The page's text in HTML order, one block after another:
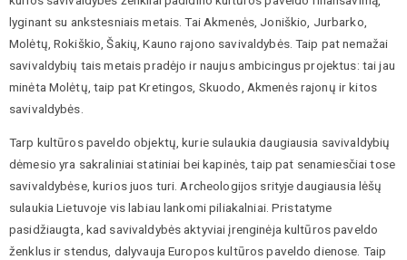
lyginant su ankstesniais metais. Tai Akmenės, Joniškio, Jurbarko,
Molėtų, Rokiškio, Šakių, Kauno rajono savivaldybės. Taip pat nemažai
savivaldybių tais metais pradėjo ir naujus ambicingus projektus: tai jau
minėta Molėtų, taip pat Kretingos, Skuodo, Akmenės rajonų ir kitos
savivaldybės.
Tarp kultūros paveldo objektų, kurie sulaukia daugiausia savivaldybių
dėmesio yra sakraliniai statiniai bei kapinės, taip pat senamiesčiai tose
savivaldybėse, kurios juos turi. Archeologijos srityje daugiausia lėšų
sulaukia Lietuvoje vis labiau lankomi piliakalniai. Pristatyme
pasidžiaugta, kad savivaldybės aktyviai įrenginėja kultūros paveldo
ženklus ir stendus, dalyvauja Europos kultūros paveldo dienose. Taip